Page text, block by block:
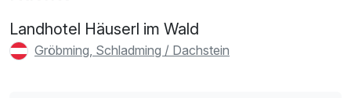
Landhotel Häuserl im Wald
Gröbming, Schladming / Dachstein